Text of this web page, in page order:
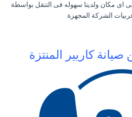
اى مكان ولدينا سهوله فى التنقل بواسطة
الشركة المجهزة
كاريير المنتزة